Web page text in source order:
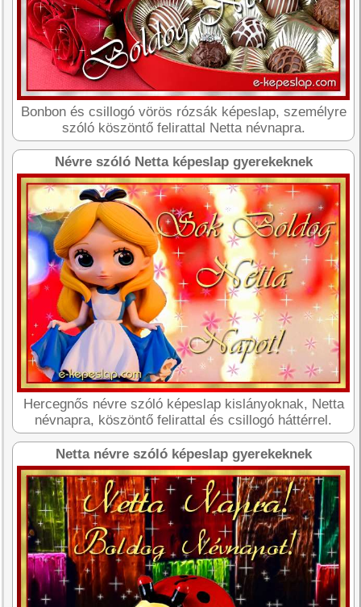
Bonbon és csillogó vörös rózsák képeslap, személyre
szóló köszöntő felirattal Netta névnapra.
Névre szóló Netta képeslap gyerekeknek
Hercegnős névre szóló képeslap kislányoknak, Netta
névnapra, köszöntő felirattal és csillogó háttérrel.
Netta névre szóló képeslap gyerekeknek